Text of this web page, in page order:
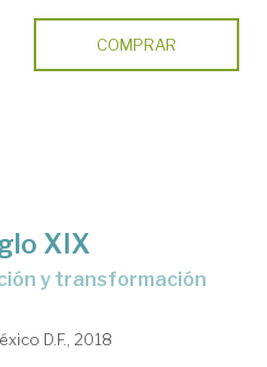
COMPRAR
XIX
y transformación
D.F., 2018